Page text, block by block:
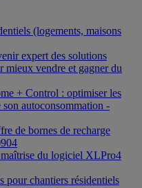
(logements, maisons
expert des solutions
mieux vendre et gagner du
+ Control : optimiser les
autoconsommation -
de bornes de recharge
du logiciel XLPro4
pour chantiers résidentiels